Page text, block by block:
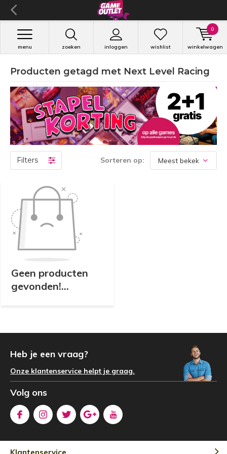
zoeken inloggen
menu wishlist winkelwagen
0
Producten getagd met Next Level Racing
Filters Sorteren op:
Geen producten
gevonden!...
Heb je een vraag?
Onze klantenservice helpt je graag.
Volg ons